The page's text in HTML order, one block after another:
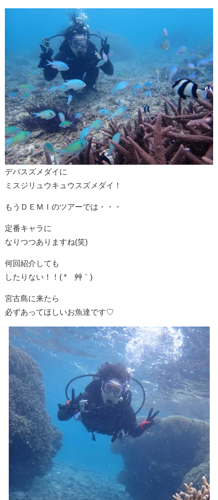
デバスズメダイに
ミスジリュウキュウスズメダイ！
もうＤＥＭＩのツアーでは・・・
定番キャラに
なりつつありますね(笑)
何回紹介しても
したりない！！( *´艸｀)
宮古島に来たら
必ずあってほしいお魚達です♡